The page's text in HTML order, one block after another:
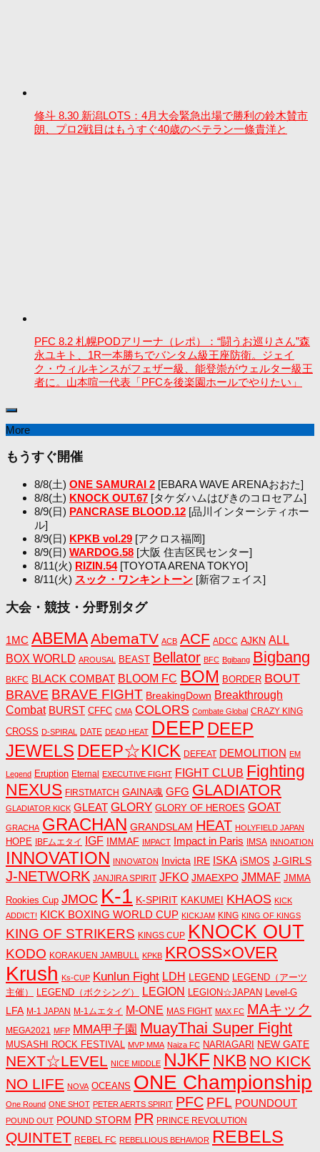
修斗 8.30 新潟LOTS：4月大会緊急出場で勝利の鈴木賛市
朗、プロ2戦目はもうすぐ40歳のベテラン一條貴洋と
PFC 8.2 札幌PODアリーナ（レポ）：“闘うお巡りさん”森
永ユキト、1R一本勝ちでバンタム級王座防衛。ジェイ
ク・ウィルキンスがフェザー級、能登崇がウェルター級王
者に。山本喧一代表「PFCを後楽園ホールでやりたい」
More
もうすぐ開催
8/8(土) ONE SAMURAI 2 [EBARA WAVE ARENAおおた]
8/8(土) KNOCK OUT.67 [タケダハムはびきのコロセアム]
8/9(日) PANCRASE BLOOD.12 [品川インターシティホー
ル]
8/9(日) KPKB vol.29 [アクロス福岡]
8/9(日) WARDOG.58 [大阪 住吉区民センター]
8/11(火) RIZIN.54[TOYOTA ARENA TOKYO]
8/11(火) スック・ワンキントーン [新宿フェイス]
大会・競技・分野別タグ
1MC ABEMAAbemaTV ACB ACF ADCC AJKN ALL
BOX WORLD AROUSAL BEAST Bellator BFC Bgibang Bigbang
BKFC BLACK COMBAT BLOOM FC BOM BORDER BOUT
BRAVE BRAVE FIGHT BreakingDown Breakthrough
Combat BURST CFFC CMA COLORS Combate Global CRAZY KING
CROSS D-SPIRAL DATE DEAD HEAT DEEP DEEP
JEWELS DEEP☆KICK DEFEAT DEMOLITION EM
Legend Eruption Eternal EXECUTIVE FIGHT FIGHT CLUB Fighting
NEXUS FIRSTMATCH GAINA魂 GFG GLADIATOR
GLADIATOR KICK GLEAT GLORY GLORY OF HEROES GOAT
GRACHA GRACHAN GRANDSLAM HEAT HOLYFIELD JAPAN
HOPE IBFムエタイ IGF IMMAF IMPACT Impact in Paris IMSA INNOATION
INNOVATION INNOVATON Invicta IRE ISKA iSMOS J-GIRLS
J-NETWORK JANJIRA SPIRIT JFKO JMAEXPO JMMAF JMMA
Rookies Cup JMOC K-1 K-SPIRIT KAKUMEI KHAOS KICK
ADDICT! KICK BOXING WORLD CUP KICKJAM KING KING OF KINGS
KING OF STRIKERS KINGS CUP KNOCK OUT
KODO KORAKUEN JAMBULL KPKB KROSS×OVER
Krush Ks-CUP Kunlun Fight LDH LEGEND
LEGEND（アーツ
主催）
LEGEND（ボクシング） LEGION LEGION☆JAPAN Level-G
LFA M-1 JAPAN M-1ムエタイ M-ONE MAS FIGHT MAX FC MAキック
MEGA2021 MFP MMA甲子園 MuayThai Super Fight
MUSASHI ROCK FESTIVAL MVP MMA Naiza FC NARIAGARI NEW GATE
NEXT☆LEVEL NICE MIDDLE NJKF NKB NO KICK
NO LIFE NOVA OCEANS ONE Championship
One Round ONE SHOT PETER AERTS SPIRIT PFC PFL POUNDOUT
POUND OUT POUND STORM PR PRINCE REVOLUTION
QUINTET REBEL FC REBELLIOUS BEHAVIOR REBELS